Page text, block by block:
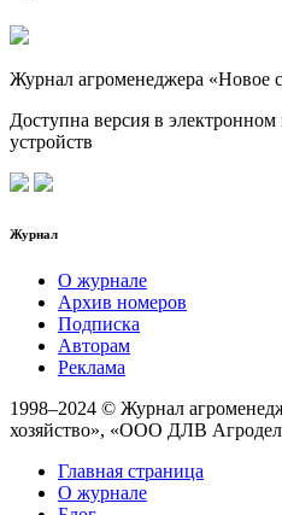
Журнал агроменеджера «Новое
Доступна версия в
устройств
Журнал
О журнале
Архив номеров
Подписка
Авторам
Реклама
1998–2024 © Журнал
хозяйство», «ООО ДЛВ
Главная страница
О журнале